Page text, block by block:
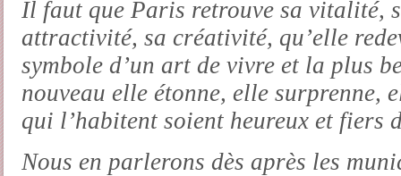
Il faut que Paris retrouve sa vitalité,
attractivité, sa créativité, qu’elle
symbole d’un art de vivre et la plus
nouveau elle étonne, elle surprenne,
qui l’habitent soient heureux et fiers
Nous en parlerons dès après les